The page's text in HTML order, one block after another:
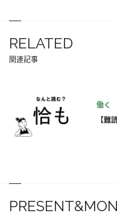
RELATED
関連記事
働く
【